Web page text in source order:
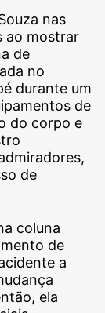
nas
ao mostrar
de
no
durante um
de
do corpo e
de
coluna
de
a
ela